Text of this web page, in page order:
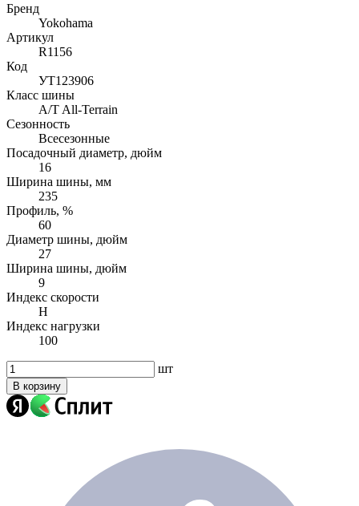
Бренд
Yokohama
Артикул
R1156
Код
УТ123906
Класс шины
A/T All-Terrain
Сезонность
Всесезонные
Посадочный диаметр, дюйм
16
Ширина шины, мм
235
Профиль, %
60
Диаметр шины, дюйм
27
Ширина шины, дюйм
9
Индекс скорости
H
Индекс нагрузки
100
шт
В корзину